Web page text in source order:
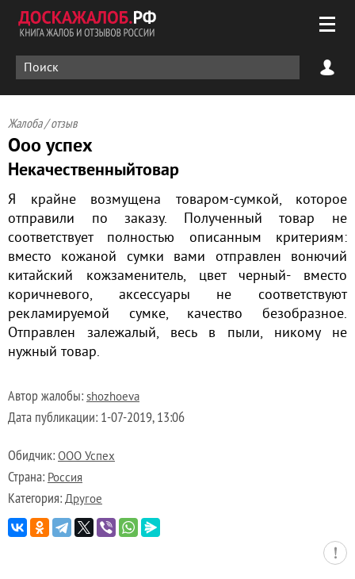
Жалоба / отзыв
Ооо успех
Некачественныйтовар
Я крайне возмущена товаром-сумкой, которое
отправили по заказу. Полученный товар не
соответствует полностью описанным критериям:
вместо кожаной сумки вами отправлен вонючий
китайский кожзаменитель, цвет черный- вместо
коричневого, аксессуары не соответствуют
рекламируемой сумке, качество безобразное.
Отправлен залежалый, весь в пыли, никому не
нужный товар.
Автор жалобы: shozhoeva
Дата публикации: 1-07-2019, 13:06
Обидчик: ООО Успех
Страна: Россия
Категория: Другое